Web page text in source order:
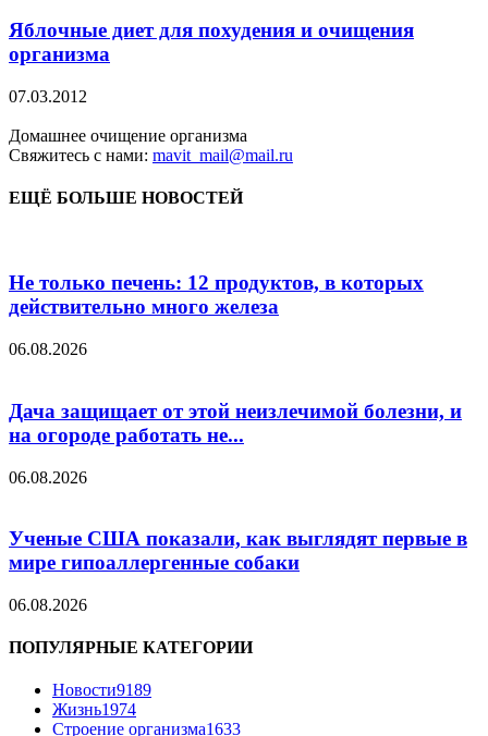
Яблочные диет для похудения и очищения
организма
07.03.2012
Домашнее очищение организма
Свяжитесь с нами: mavit_mail@mail.ru
ЕЩЁ БОЛЬШЕ НОВОСТЕЙ
Не только печень: 12 продуктов, в которых
действительно много железа
06.08.2026
Дача защищает от этой неизлечимой болезни, и
на огороде работать не...
06.08.2026
Ученые США показали, как выглядят первые в
мире гипоаллергенные собаки
06.08.2026
ПОПУЛЯРНЫЕ КАТЕГОРИИ
Новости9189
Жизнь1974
Строение организма1633